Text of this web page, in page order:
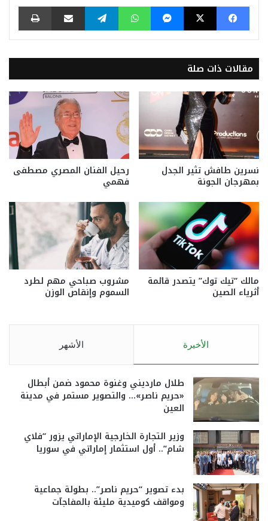
فيسبوك ‫X ماسنجر واتساب تيلقرام مشاركة عبر البريد طباعة
مقالات ذات صلة
نسرين طافش تثير الجدل
بمهرجان الجونة
رحيل الفنان المصري مصطفى
فهمي
مالك “تيك توك” يتصدر قائمة
أثرياء الصين
مشروب صباحي مهم لطرد
السموم وإنقاص الوزن
الأخيرة الأشهر
طلال مارديني وغنوة محمود ضمن أبطال
«حريم ناصر»… والتصوير مستمر في مدينة
العين
وزير التجارة الخارجية الإماراتي يزور “فلاي
شام”.. أول استثمار إماراتي في سوريا
بدء تصوير “حريم ناصر”.. بطولة جماعية
ومواقف كوميدية مليئة بالمفاجآت